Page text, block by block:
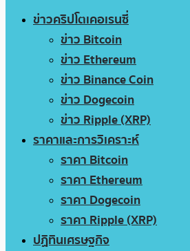
ข่าวคริปโตเคอเรนซี่
ข่าว Bitcoin
ข่าว Ethereum
ข่าว Binance Coin
ข่าว Dogecoin
ข่าว Ripple (XRP)
ราคาและการวิเคราะห์
ราคา Bitcoin
ราคา Ethereum
ราคา Dogecoin
ราคา Ripple (XRP)
ปฏิทินเศรษฐกิจ